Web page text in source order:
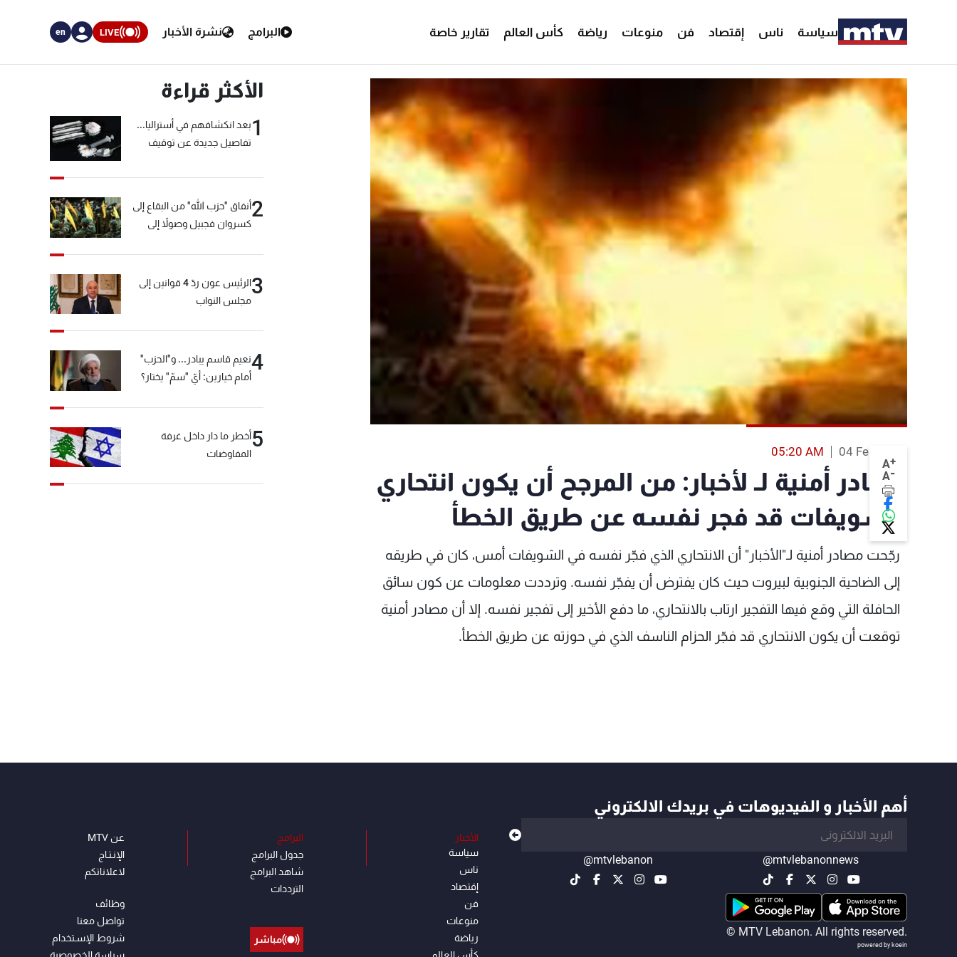
سياسة ناس إقتصاد فن منوعات رياضة كأس العالم تقارير خاصة البرامج نشرة الأخبار LIVE
en
A+
A-
04 Feb 2014
05:20 AM
مصادر أمنية لـ لأخبار: من المرجح أن يكون انتحاري
الشويفات قد فجر نفسه عن طريق الخطأ
رجّحت مصادر أمنية لـ"الأخبار" أن الانتحاري الذي فجّر نفسه في الشويفات أمس، كان في طريقه
إلى الضاحية الجنوبية لبيروت حيث كان يفترض أن يفجّر نفسه. وترددت معلومات عن كون سائق
الحافلة التي وقع فيها التفجير ارتاب بالانتحاري، ما دفع الأخير إلى تفجير نفسه. إلا أن مصادر أمنية
توقعت أن يكون الانتحاري قد فجّر الحزام الناسف الذي في حوزته عن طريق الخطأ.
الأكثر قراءة
1بعد انكشافهم في أستراليا...
تفاصيل جديدة عن توقيف
2أنفاق "حزب الله" من البقاع إلى
كسروان فجبيل وصولاً إلى
3
الرئيس عون ردّ 4 قوانين إلى
مجلس النواب
4نعيم قاسم يبادر... و"الحزب"
أمام خيارين: أيّ "سمّ" يختار؟
5أخطر ما دار داخل غرفة
المفاوضات
أهم الأخبار و الفيديوهات في بريدك الالكتروني
@mtvlebanonnews
@mtvlebanon
© MTV Lebanon. All rights reserved.
powered by koein
الأخبار
سياسة
ناس
إقتصاد
فن
منوعات
رياضة
البرامج
جدول البرامج
شاهد البرامج
الترددات
مباشر
عن MTV
الإنـتـاج
لاعلاناتكم
وظائف
تواصل معنا
شروط الإسـتخدام